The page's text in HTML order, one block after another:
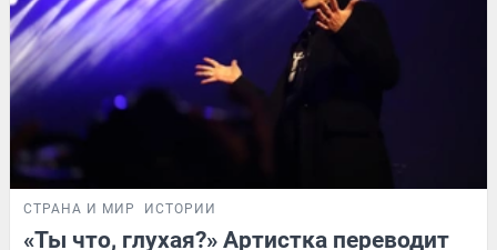
СТРАНА И МИР ИСТОРИИ
«Ты что, глухая?» Артистка переводит